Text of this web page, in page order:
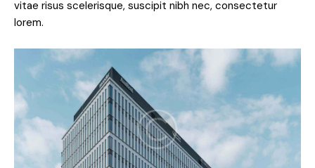
vitae risus scelerisque, suscipit nibh nec, consectetur
lorem.